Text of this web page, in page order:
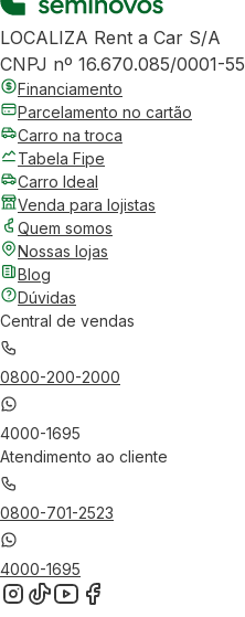
LOCALIZA Rent a Car S/A
CNPJ nº 16.670.085/0001-55
Financiamento
Parcelamento no cartão
Carro na troca
Tabela Fipe
Carro Ideal
Venda para lojistas
Quem somos
Nossas lojas
Blog
Dúvidas
Central de vendas
0800-200-2000
4000-1695
Atendimento ao cliente
0800-701-2523
4000-1695